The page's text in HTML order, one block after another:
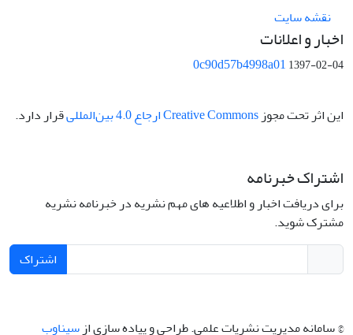
نقشه سایت
اخبار و اعلانات
0c90d57b4998a011397-02-04
این اثر تحت مجوز Creative Commons ارجاع 4.0 بین‌المللی قرار دارد.
اشتراک خبرنامه
برای دریافت اخبار و اطلاعیه های مهم نشریه در خبرنامه نشریه
مشترک شوید.
اشتراک
© سامانه مدیریت نشریات علمی.طراحی و پیاده سازی از سیناوب